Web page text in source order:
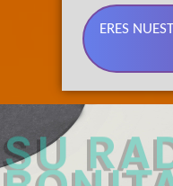
ERES
89.3